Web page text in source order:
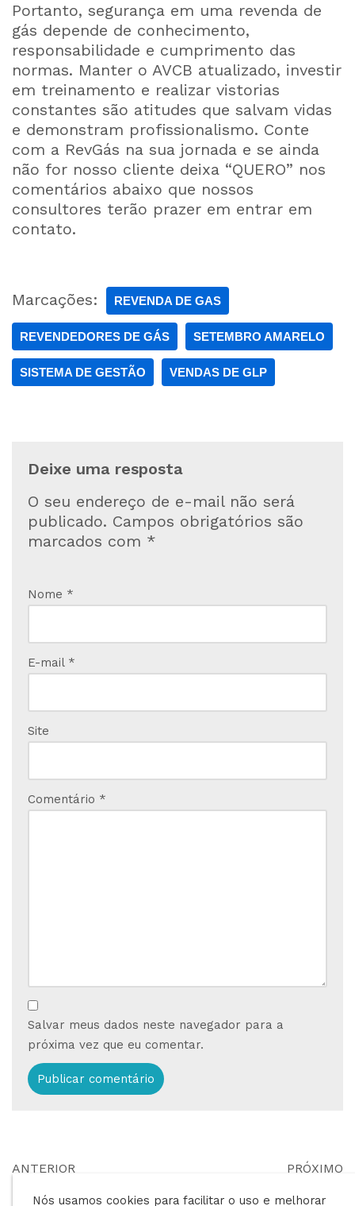
Portanto, segurança em uma revenda de
gás depende de conhecimento,
responsabilidade e cumprimento das
normas. Manter o AVCB atualizado, investir
em treinamento e realizar vistorias
constantes são atitudes que salvam vidas
e demonstram profissionalismo. Conte
com a RevGás na sua jornada e se ainda
não for nosso cliente deixa “QUERO” nos
comentários abaixo que nossos
consultores terão prazer em entrar em
contato.
Marcações: REVENDA DE GAS
REVENDEDORES DE GÁS SETEMBRO AMARELO
SISTEMA DE GESTÃO VENDAS DE GLP
Deixe uma resposta
O seu endereço de e-mail não será
publicado. Campos obrigatórios são
marcados com *
Nome *
E-mail *
Site
Comentário *
Salvar meus dados neste navegador para a
próxima vez que eu comentar.
ANTERIOR PRÓXIMO
Nós usamos cookies para facilitar o uso e melhorar